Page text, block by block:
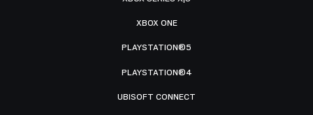
XBOX ONE
PLAYSTATION®5
PLAYSTATION®4
UBISOFT CONNECT